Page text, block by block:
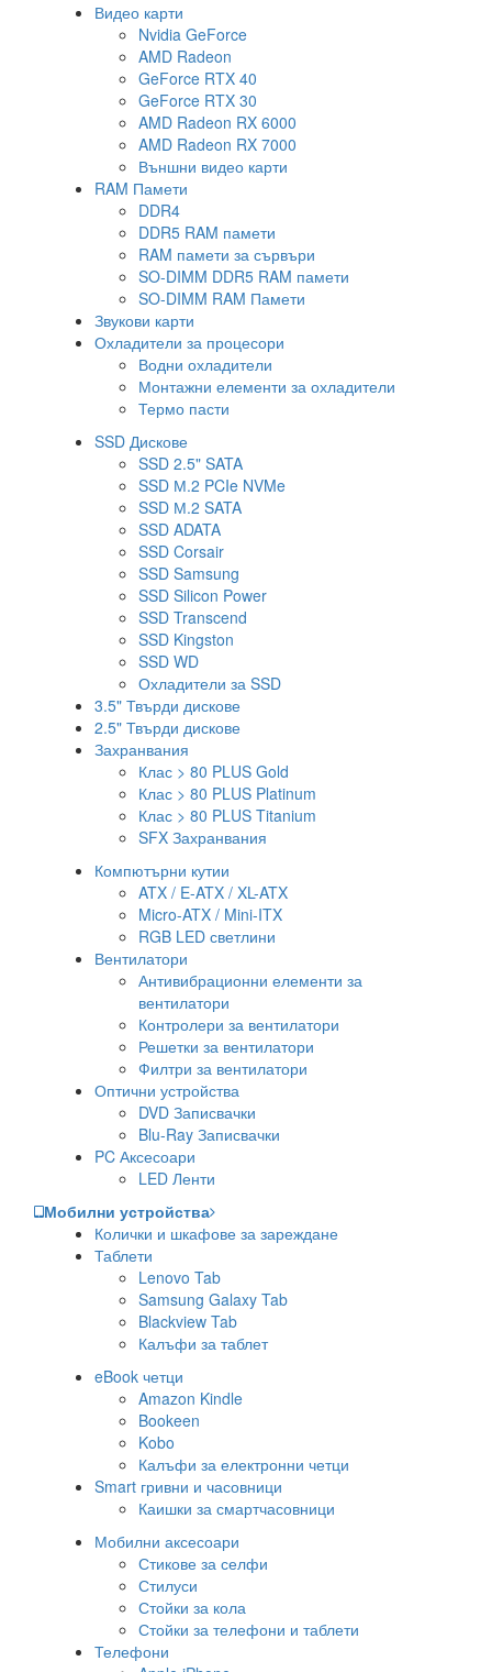
Видео карти
Nvidia GeForce
AMD Radeon
GeForce RTX 40
GeForce RTX 30
AMD Radeon RX 6000
AMD Radeon RX 7000
Външни видео карти
RAM Памети
DDR4
DDR5 RAM памети
RAM памети за сървъри
SO-DIMM DDR5 RAM памети
SO-DIMM RAM Памети
Звукови карти
Охладители за процесори
Водни охладители
Монтажни елементи за охладители
Термо пасти
SSD Дискове
SSD 2.5" SATA
SSD М.2 PCIe NVMe
SSD М.2 SATA
SSD ADATA
SSD Corsair
SSD Samsung
SSD Silicon Power
SSD Transcend
SSD Kingston
SSD WD
Охладители за SSD
3.5" Твърди дискове
2.5" Твърди дискове
Захранвания
Клас > 80 PLUS Gold
Клас > 80 PLUS Platinum
Клас > 80 PLUS Titanium
SFX Захранвания
Компютърни кутии
ATX / E-ATX / XL-ATX
Micro-ATX / Mini-ITX
RGB LED светлини
Вентилатори
Антивибрационни елементи за
вентилатори
Контролери за вентилатори
Решетки за вентилатори
Филтри за вентилатори
Оптични устройства
DVD Записвачки
Blu-Ray Записвачки
PC Аксесоари
LED Ленти
Мобилни устройства
Колички и шкафове за зареждане
Таблети
Lenovo Tab
Samsung Galaxy Tab
Blackview Tab
Калъфи за таблет
eBook четци
Amazon Kindle
Bookeen
Kobo
Калъфи за електронни четци
Smart гривни и часовници
Каишки за смартчасовници
Мобилни аксесоари
Стикове за селфи
Стилуси
Стойки за кола
Стойки за телефони и таблети
Телефони